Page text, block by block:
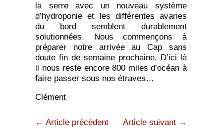
la serre avec un nouveau système
d’hydroponie et les différentes avaries
du bord semblent durablement
solutionnées. Nous commençons à
préparer notre arrivée au Cap sans
doute fin de semaine prochaine. D’ici là
il nous reste encore 800 miles d’océan à
faire passer sous nos étraves…
Clément
← Article précédent Article suivant →